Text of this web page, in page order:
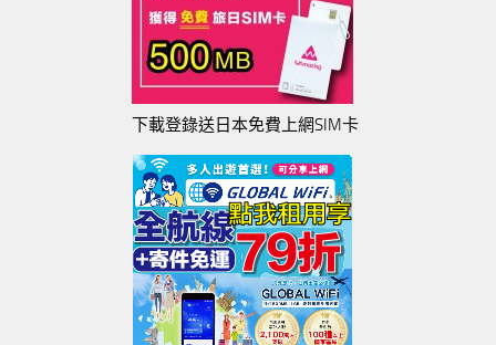
下載登錄送日本免費上網SIM卡